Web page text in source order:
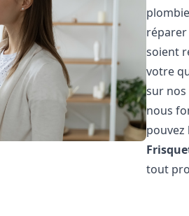
réparer
soient
votre
sur
nous
tout